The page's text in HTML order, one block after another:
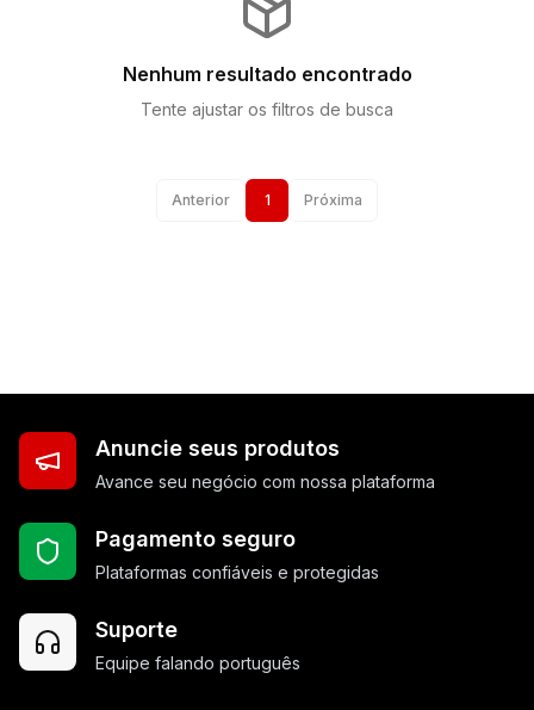
Nenhum resultado encontrado
Tente ajustar os filtros de busca
Anterior 1 Próxima
Anuncie seus produtos
Avance seu negócio com nossa plataforma
Pagamento seguro
Plataformas confiáveis e protegidas
Suporte
Equipe falando português